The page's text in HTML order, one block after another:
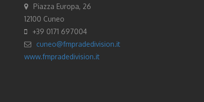
Piazza Europa, 26
12100 Cuneo
+39 0171 697004
cuneo@fmpradedivision.it
www.fmpradedivision.it